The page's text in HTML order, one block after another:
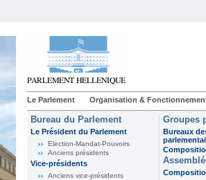
Le Parlement Organisation &
Bureau du Parlement
Le Président du Parlement
Election-Mandat-Pouvoirs
Anciens présidents
Vice-présidents
Anciens vice-présidents
Groupes
Bureaux